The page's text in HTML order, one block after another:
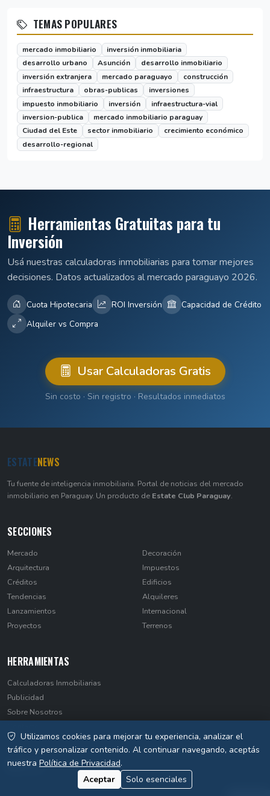
TEMAS POPULARES
mercado inmobiliario
inversión inmobiliaria
desarrollo urbano
Asunción
desarrollo inmobiliario
inversión extranjera
mercado paraguayo
construcción
infraestructura
obras-publicas
inversiones
impuesto inmobiliario
inversión
infraestructura-vial
inversion-publica
mercado inmobiliario paraguay
Ciudad del Este
sector inmobiliario
crecimiento económico
desarrollo-regional
Herramientas Gratuitas para tu
Inversión
Usá nuestras calculadoras inmobiliarias para tomar mejores
decisiones. Datos actualizados al mercado paraguayo 2026.
Cuota Hipotecaria ROI Inversión
Capacidad de Crédito
Alquiler vs Compra
Usar Calculadoras Gratis
Sin costo · Sin registro · Resultados inmediatos
ESTATENEWS
Tu fuente de inteligencia inmobiliaria. Portal de noticias del mercado
inmobiliario en Paraguay. Un producto de Estate Club Paraguay.
SECCIONES
Mercado
Arquitectura
Créditos
Tendencias
Lanzamientos
Proyectos
Decoración
Impuestos
Edificios
Alquileres
Internacional
Terrenos
HERRAMIENTAS
Calculadoras Inmobiliarias
Publicidad
Sobre Nosotros
Privacidad
Utilizamos cookies para mejorar tu experiencia, analizar el
tráfico y personalizar contenido. Al continuar navegando, aceptás
nuestra Política de Privacidad.
Aceptar
Solo esenciales